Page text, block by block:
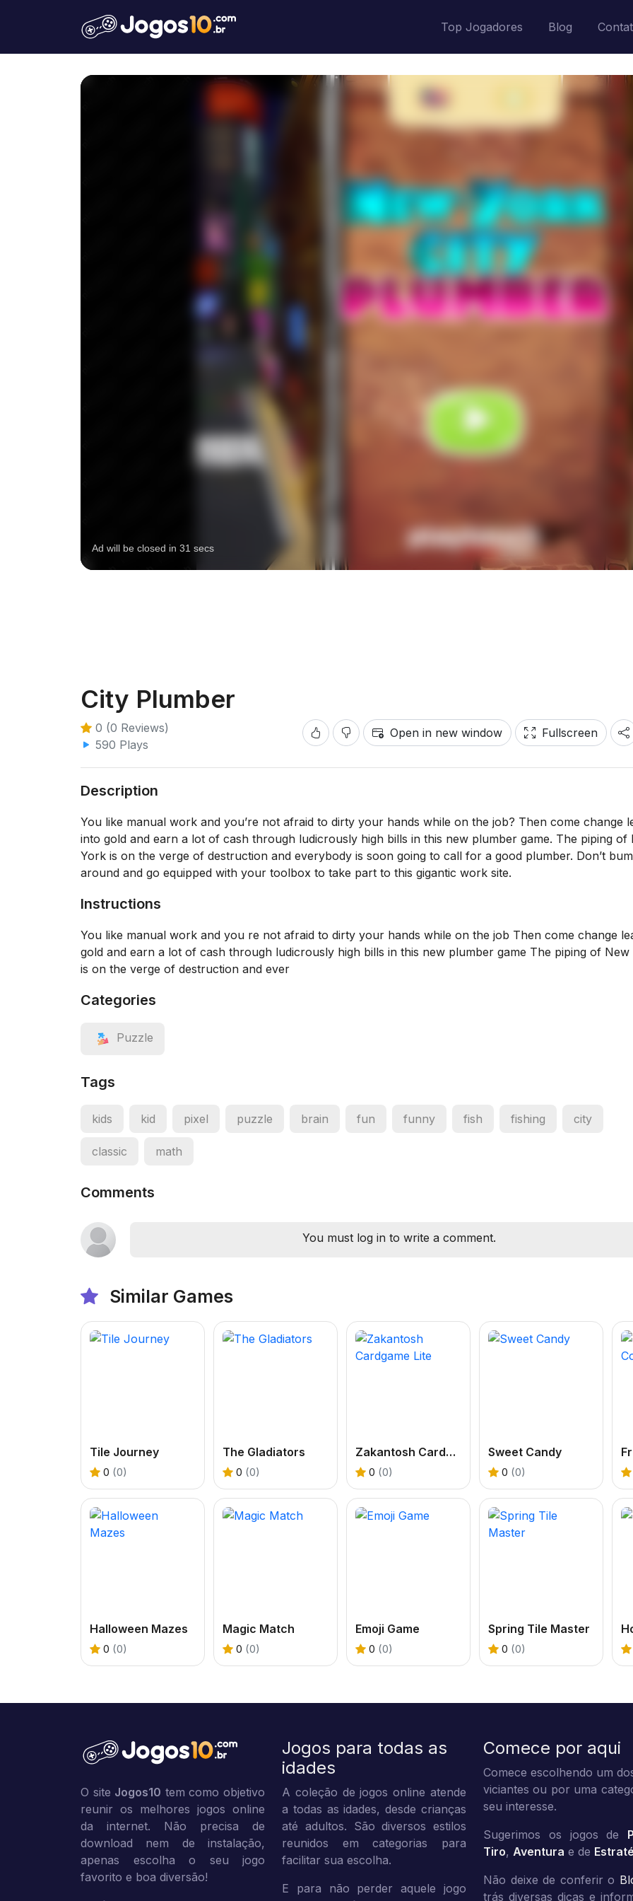
Top Jogadores Blog
City Plumber
0 (0 Reviews)
590 Plays
Open in new window Fullscreen
Description
You like manual work and you’re not afraid to dirty your hands while on the job? Then come change
into gold and earn a lot of cash through ludicrously high bills in this new plumber game. The piping of
York is on the verge of destruction and everybody is soon going to call for a good plumber. Don’t bum
around and go equipped with your toolbox to take part to this gigantic work site.
Instructions
You like manual work and you re not afraid to dirty your hands while on the job Then come change
gold and earn a lot of cash through ludicrously high bills in this new plumber game The piping of New
is on the verge of destruction and ever
Categories
Puzzle
Tags
kids kid pixel puzzle brain fun funny fish fishing city
classic math
Comments
You must log in to write a comment.
Similar Games
Tile Journey
0 (0)
The Gladiators
0 (0)
Zakantosh Cardgame Lite
0 (0)
Sweet Candy
0 (0)
Halloween Mazes
0 (0)
Magic Match
0 (0)
Emoji Game
0 (0)
Spring Tile Master
0 (0)
O site Jogos10 tem como objetivo
reunir os melhores jogos online
da internet. Não precisa de
download nem de instalação,
apenas escolha o seu jogo
favorito e boa diversão!
Jogos para todas as
idades
A coleção de jogos online atende
a todas as idades, desde crianças
até adultos. São diversos estilos
reunidos em categorias para
facilitar sua escolha.
E para não perder aquele jogo
Comece por aqui
Comece escolhendo um
viciantes ou por uma
seu interesse.
Sugerimos os jogos de
Tiro, Aventura e de
Não deixe de conferir o
trás diversas dicas e